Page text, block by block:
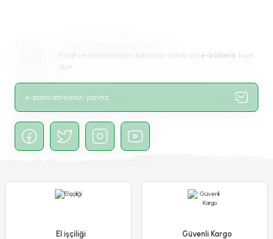
Gönder
Fırsat ve indirimlerden haberdar olmak için e-bülten’e kayıt
olun!
El işçiliği Güvenli Kargo